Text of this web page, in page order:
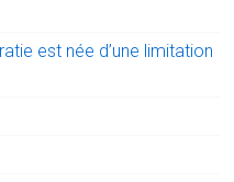
est née d’une limitation